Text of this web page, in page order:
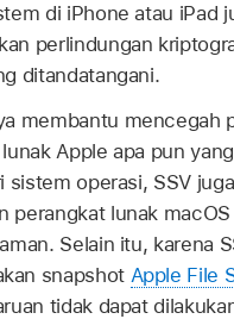
di iPhone atau iPad
perlindungan
ditandatangani.
membantu mencegah
Apple apa pun
sistem operasi, SSV
perangkat lunak
Selain itu, karena
snapshot Apple File
tidak dapat